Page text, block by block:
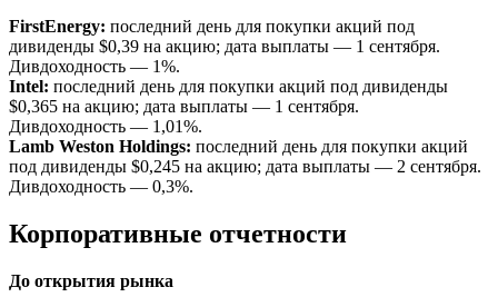
FirstEnergy: последний день для покупки акций под
дивиденды $0,39 на акцию; дата выплаты — 1 сентября.
Дивдоходность — 1%.
Intel: последний день для покупки акций под дивиденды
$0,365 на акцию; дата выплаты — 1 сентября.
Дивдоходность — 1,01%.
Lamb Weston Holdings: последний день для покупки акций
под дивиденды $0,245 на акцию; дата выплаты — 2 сентября.
Дивдоходность — 0,3%.
Корпоративные отчетности
До открытия рынка